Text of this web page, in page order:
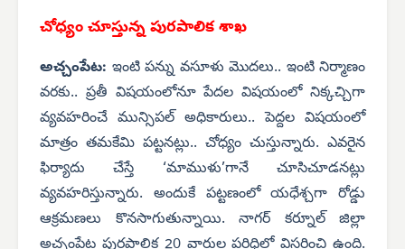
చోధ్యం చూస్తున్న పురపాలిక శాఖ
అచ్చంపేట: ఇంటి పన్ను వసూళు మొదలు.. ఇంటి నిర్మాణం
వరకు.. ప్రతీ విషయంలోనూ పేదల విషయంలో నిక్కచ్చిగా
వ్యవహరించే మున్సిపల్ అధికారులు.. పెద్దల విషయంలో
మాత్రం తమకేమి పట్టనట్లు.. చోధ్యం చుస్తున్నారు. ఎవరైన
ఫిర్యాదు చేస్తే ‘మాముళు’గానే చూసిచూడనట్లు
వ్యవహరిస్తున్నారు. అందుకే పట్టణంలో యధేశ్చగా రోడ్డు
ఆక్రమణలు కొనసాగుతున్నాయి. నాగర్ కర్నూల్ జిల్లా